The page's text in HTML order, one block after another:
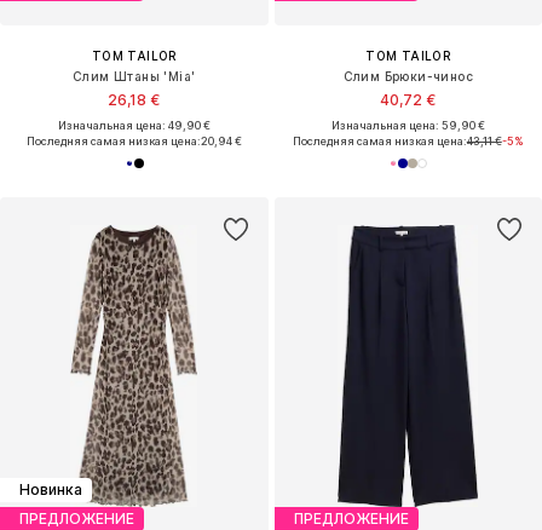
TOM TAILOR
Слим Штаны 'Mia'
26,18 €
Изначальная цена: 49,90 €
Последняя самая низкая цена:20,94 €
TOM TAILOR
Слим Брюки-чинос
40,72 €
Изначальная цена: 59,90 €
Последняя самая низкая цена:43,11 €-5%
Новинка
ПРЕДЛОЖЕНИЕ
ПРЕДЛОЖЕНИЕ